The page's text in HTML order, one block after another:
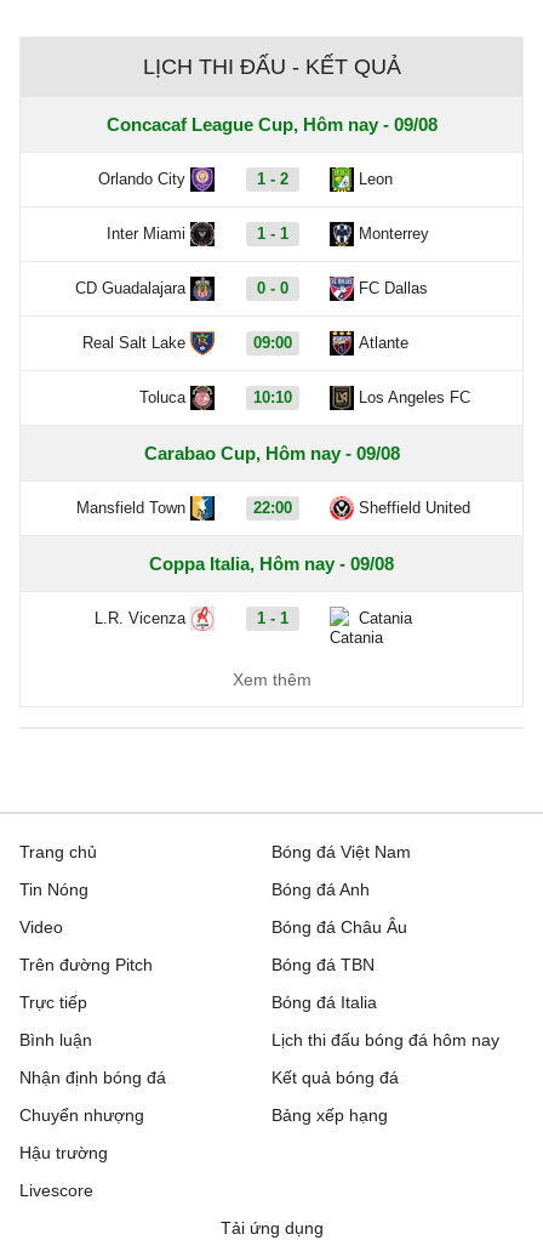
LỊCH THI ĐẤU - KẾT QUẢ
Concacaf League Cup, Hôm nay - 09/08
Orlando City 1 - 2 Leon
Inter Miami 1 - 1 Monterrey
CD Guadalajara 0 - 0 FC Dallas
Real Salt Lake 09:00 Atlante
Toluca 10:10 Los Angeles FC
Carabao Cup, Hôm nay - 09/08
Mansfield Town 22:00 Sheffield United
Coppa Italia, Hôm nay - 09/08
L.R. Vicenza 1 - 1 Catania
3 - 1
4 - 2 Grenoble
1 - 1 Dijon
0 - 1 FC Annecy
0 - 3
Xem thêm
Trang chủ
Tin Nóng
Video
Trên đường Pitch
Trực tiếp
Bóng đá Việt Nam
Bóng đá Anh
Bóng đá Châu Âu
Bóng đá TBN
Bóng đá Italia
Bình luận
Nhận định bóng đá
Chuyển nhượng
Hậu trường
Livescore
Lịch thi đấu bóng đá hôm nay
Kết quả bóng đá
Bảng xếp hạng
Tải ứng dụng